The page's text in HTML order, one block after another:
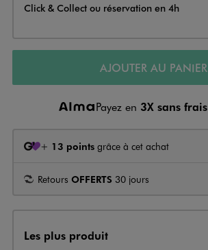
Click & Collect ou réservation en 4h
AJOUTER AU PANIER
Payez en 3X sans frais
+ 13 points grâce à cet achat
Retours OFFERTS 30 jours
Les plus produit